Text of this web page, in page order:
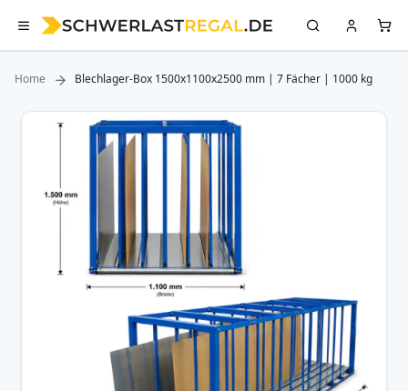
Home Blechlager-Box 1500x1100x2500 mm | 7 Fächer | 1000 kg
Zum
springen